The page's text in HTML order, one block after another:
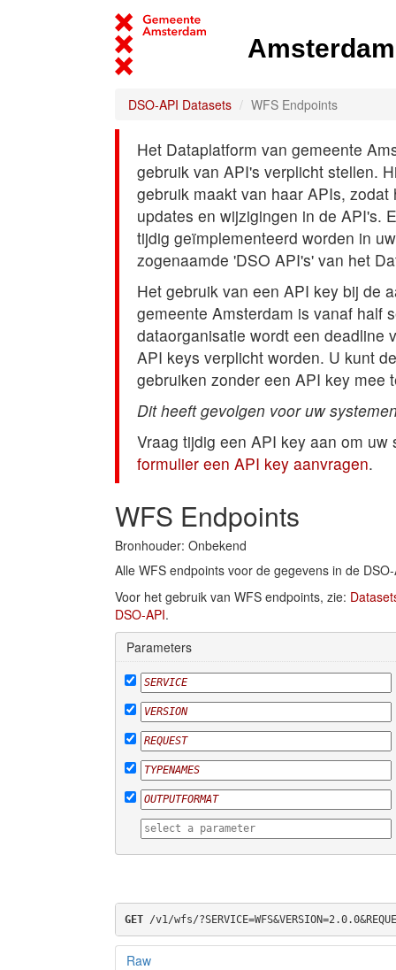
DSO-API Datasets WFS Endpoints
Het Dataplatform van gemeente
gebruik van API's verplicht stellen.
gebruik maakt van haar APIs,
updates en wijzigingen in de API's.
tijdig geïmplementeerd worden in
zogenaamde 'DSO API's' van het
Het gebruik van een API key bij de
gemeente Amsterdam is vanaf half
dataorganisatie wordt een deadline
API keys verplicht worden. U kunt
gebruiken zonder een API key mee
Dit heeft gevolgen voor uw
Vraag tijdig een API key aan om
formulier een API key aanvragen.
WFS Endpoints
Bronhouder: Onbekend
Alle WFS endpoints voor de gegevens in de
Voor het gebruik van WFS endpoints, zie:
DSO-API.
Parameters
GET /v1/wfs/
Raw